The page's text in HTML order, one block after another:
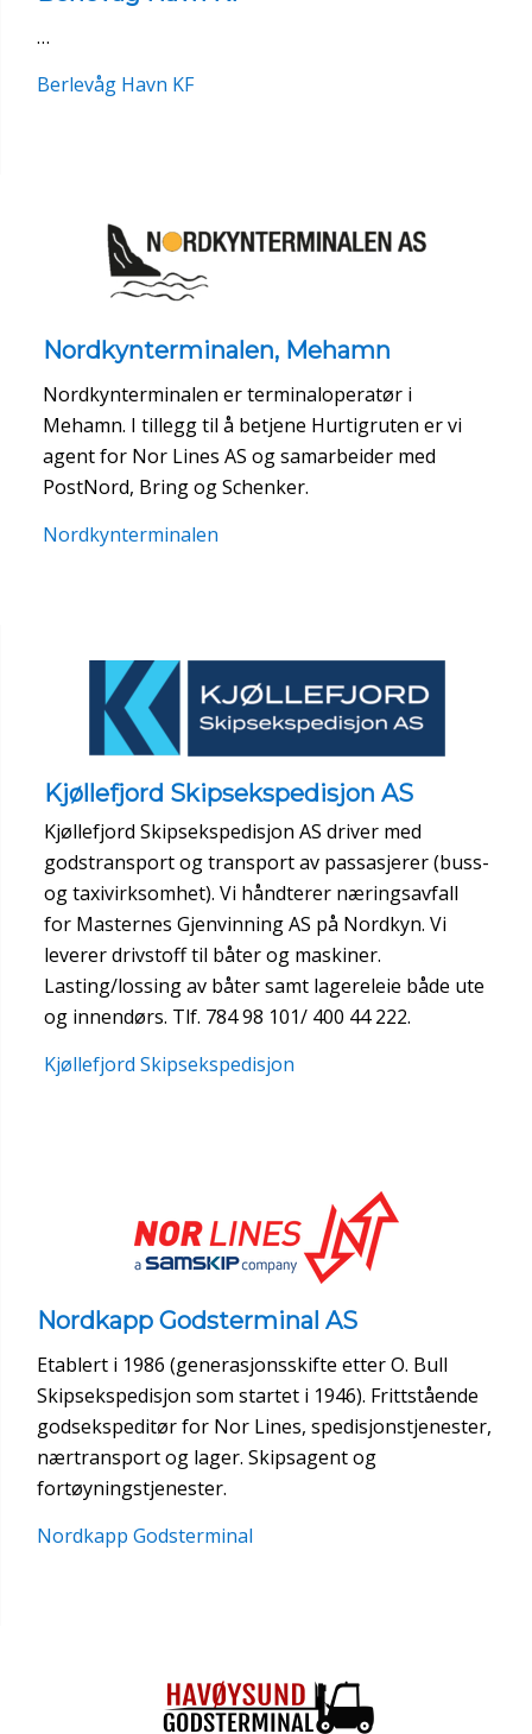
…
Berlevåg Havn KF
Nordkynterminalen, Mehamn
Nordkynterminalen er terminaloperatør i
Mehamn. I tillegg til å betjene Hurtigruten er vi
agent for Nor Lines AS og samarbeider med
PostNord, Bring og Schenker.
Nordkynterminalen
Kjøllefjord Skipsekspedisjon AS
Kjøllefjord Skipsekspedisjon AS driver med
godstransport og transport av passasjerer (buss-
og taxivirksomhet). Vi håndterer næringsavfall
for Masternes Gjenvinning AS på Nordkyn. Vi
leverer drivstoff til båter og maskiner.
Lasting/lossing av båter samt lagereleie både ute
og innendørs. Tlf. 784 98 101/ 400 44 222.
Kjøllefjord Skipsekspedisjon
Nordkapp Godsterminal AS
Etablert i 1986 (generasjonsskifte etter O. Bull
Skipsekspedisjon som startet i 1946). Frittstående
godsekspeditør for Nor Lines, spedisjonstjenester,
nærtransport og lager. Skipsagent og
fortøyningstjenester.
Nordkapp Godsterminal